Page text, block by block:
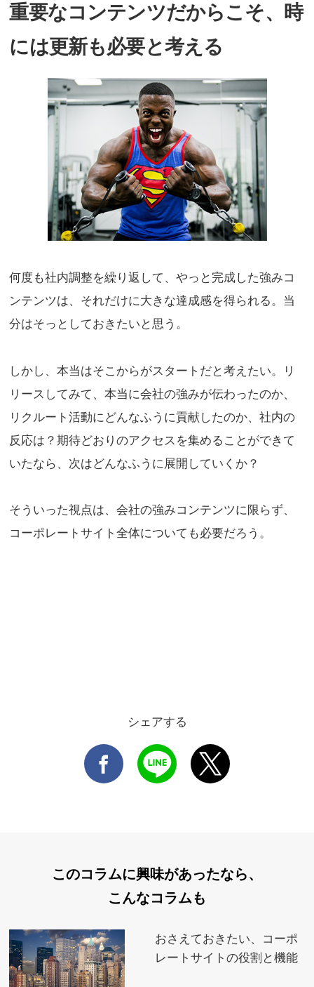
重要なコンテンツだからこそ、時
には更新も必要と考える
何度も社内調整を繰り返して、やっと完成した強みコ
ンテンツは、それだけに大きな達成感を得られる。当
分はそっとしておきたいと思う。
しかし、本当はそこからがスタートだと考えたい。リ
リースしてみて、本当に会社の強みが伝わったのか、
リクルート活動にどんなふうに貢献したのか、社内の
反応は？期待どおりのアクセスを集めることができて
いたなら、次はどんなふうに展開していくか？
そういった視点は、会社の強みコンテンツに限らず、
コーポレートサイト全体についても必要だろう。
シェアする
このコラムに興味があったなら、
こんなコラムも
おさえておきたい、コーポ
レートサイトの役割と機能